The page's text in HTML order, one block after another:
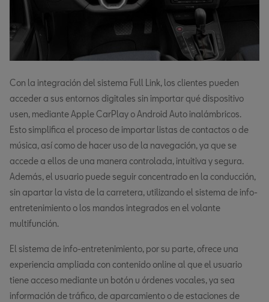
Con la integración del sistema Full Link, los clientes pueden
acceder a sus entornos digitales sin importar qué dispositivo
usen, mediante Apple CarPlay o Android Auto inalámbricos.
Esto simplifica el proceso de importar listas de contactos o de
música, así como de hacer uso de la navegación, ya que se
accede a ellos de una manera controlada, intuitiva y segura.
Además, el usuario puede seguir concentrado en la conducción,
sin apartar la vista de la carretera, utilizando el sistema de info-
entretenimiento o los mandos integrados en el volante
multifunción.
El sistema de info-entretenimiento, por su parte, ofrece una
experiencia ampliada con contenido online al que el usuario
tiene acceso mediante un botón u órdenes vocales, ya sea
información de tráfico, de aparcamiento o de estaciones de